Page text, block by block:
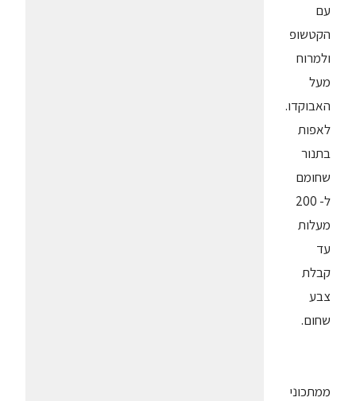
עם
הקטשופ
ולמרוח
מעל
האבוקדו.
לאפות
בתנור
שחומם
ל- 200
מעלות
עד
קבלת
צבע
שחום.
ממתכוני